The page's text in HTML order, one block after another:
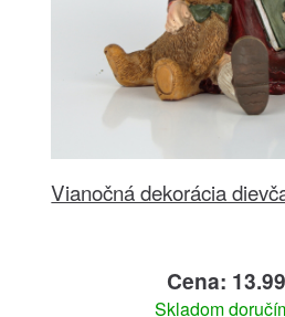
Vianočná dekorácia
Cena:
Skladom